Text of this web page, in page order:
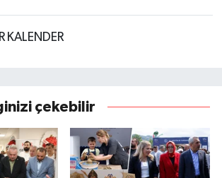
KALENDER
çekebilir